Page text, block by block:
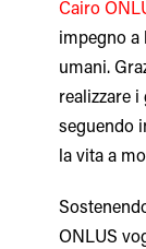
Cairo
impegno a
umani.
realizzare i
seguendo
la vita a
ONLUS